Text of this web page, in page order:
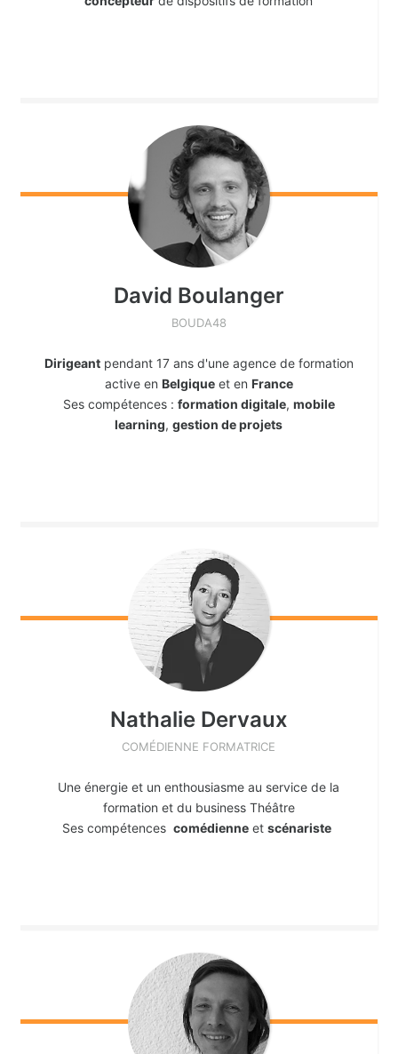
David Boulanger
BOUDA48
Dirigeantpendant 17 ans d'une agence de formation
active en Belgiqueet en France
Ses compétences : formation digitale, mobile
learning,gestion de projets
Nathalie Dervaux
COMÉDIENNE FORMATRICE
Une énergie et un enthousiasme au service de la
formation et du business Théâtre
Ses compétencescomédienne etscénariste